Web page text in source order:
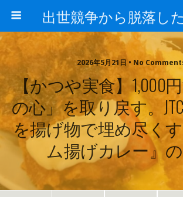
2026年5月21日 • No
【かつや実食】1,000
の心」を取り戻す。
を揚げ物で埋め尽く
ム揚げカレー』